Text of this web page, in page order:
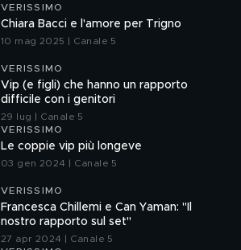
VERISSIMO
Chiara Bacci e l'amore per Trigno
10 mag 2025 | Canale 5
VERISSIMO
Vip (e figli) che hanno un rapporto
difficile con i genitori
29 lug | Canale 5
VERISSIMO
Le coppie vip più longeve
03 gen 2024 | Canale 5
VERISSIMO
Francesca Chillemi e Can Yaman: "Il
nostro rapporto sul set"
27 apr 2024 | Canale 5